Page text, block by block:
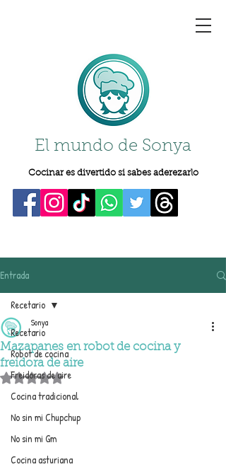
El mundo de Sonya
Cocinar es divertido si sabes aderezarlo
Entrada
Recetario
Robot de cocina
Freidoras de aire
Cocina tradicional
No sin mi Chupchup
No sin mi Gm
Cocina asturiana
Recetario
Mazapanes en robot de cocina y
freidora de aire
Sonya
Obtuvo NaN de 5 estrellas.